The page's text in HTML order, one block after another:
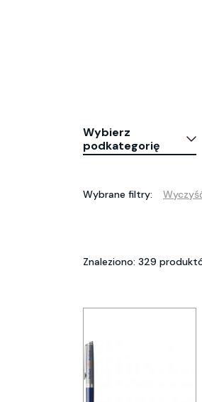
Wybierz
podkategorię
Wybrane filtry:
Znaleziono: 329